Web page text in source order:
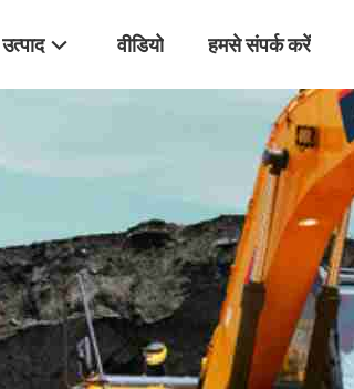
उत्पाद वीडियो हमसे संपर्क करें